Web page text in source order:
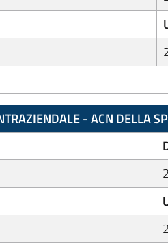
- ACN DELLA